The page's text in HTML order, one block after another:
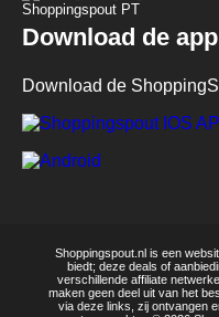
Shoppingspout PT
Download de app
Download de
Shoppingspout.nl is een
biedt; deze deals of
verschillende affiliate
maken geen deel uit van het
via deze links, zij ontvangen